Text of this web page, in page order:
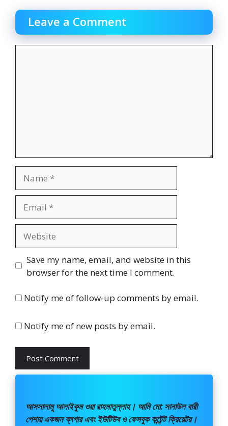
Leave a Comment
Save my name, email, and website in this
browser for the next time I comment.
Notify me of follow-up comments by email.
Notify me of new posts by email.
আসসালামু আলাইকুম ওয়া রাহমাতুল্লাহ। আমি মো: সানাউল বারী
পেশায় একজন ব্লগার এবং ইউটিউব ও ফেসবুক কন্টেন্ট ক্রিয়েটর।